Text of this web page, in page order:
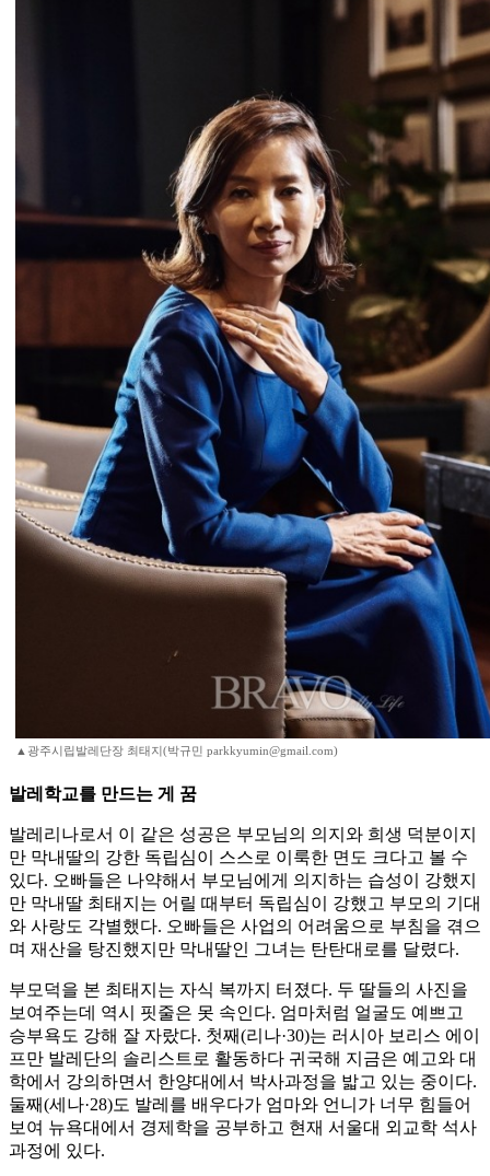
▲광주시립발레단장 최태지(박규민 parkkyumin@gmail.com)
발레학교를 만드는 게 꿈
발레리나로서 이 같은 성공은 부모님의 의지와 희생 덕분이지
만 막내딸의 강한 독립심이 스스로 이룩한 면도 크다고 볼 수
있다. 오빠들은 나약해서 부모님에게 의지하는 습성이 강했지
만 막내딸 최태지는 어릴 때부터 독립심이 강했고 부모의 기대
와 사랑도 각별했다. 오빠들은 사업의 어려움으로 부침을 겪으
며 재산을 탕진했지만 막내딸인 그녀는 탄탄대로를 달렸다.
부모덕을 본 최태지는 자식 복까지 터졌다. 두 딸들의 사진을
보여주는데 역시 핏줄은 못 속인다. 엄마처럼 얼굴도 예쁘고
승부욕도 강해 잘 자랐다. 첫째(리나·30)는 러시아 보리스 에이
프만 발레단의 솔리스트로 활동하다 귀국해 지금은 예고와 대
학에서 강의하면서 한양대에서 박사과정을 밟고 있는 중이다.
둘째(세나·28)도 발레를 배우다가 엄마와 언니가 너무 힘들어
보여 뉴욕대에서 경제학을 공부하고 현재 서울대 외교학 석사
과정에 있다.